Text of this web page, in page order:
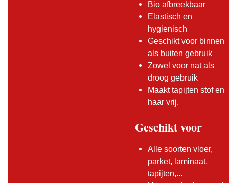
Bio afbreekbaar
Elastisch en
hygienisch
Geschikt voor binnen
als buiten gebruik
Zowel voor nat als
droog gebruik
Maakt tapijten stof en
haar vrij.
Geschikt voor
Alle soorten vloer,
parket, laminaat,
tapijten,...